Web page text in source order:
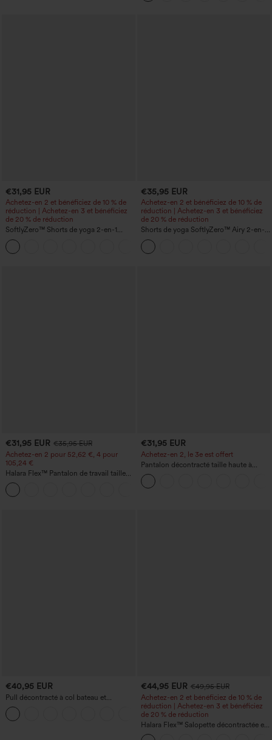
€31,95 EUR
Achetez-en 2 et bénéficiez de 10 % de
réduction | Achetez-en 3 et bénéficiez
de 20 % de réduction
SoftlyZero™ Shorts de yoga 2-en-1
InstantCool, super taille haute, aérés, 5''
avec poches — longueur allongée
€35,95 EUR
Achetez-en 2 et bénéficiez de 10 % de
réduction | Achetez-en 3 et bénéficiez
de 20 % de réduction
Shorts de yoga SoftlyZero™ Airy 2-en-1
InstantCool, super taille haute, 7" avec
poches
€31,95 EUR €35,95 EUR
Achetez-en 2 pour 52,62 €, 4 pour
105,24 €
Halara Flex™ Pantalon de travail taille
haute sculptant la silhouette, gainant la
taille, avec poches, jambe large en
micro-gaufre
€31,95 EUR
Achetez-en 2, le 3e est offert
Pantalon décontracté taille haute à
cordon, coupe large en mélange de lin,
avec poches
€40,95 EUR
Pull décontracté à col bateau et
manches chauve-souris
+1
€44,95 EUR €49,95 EUR
Achetez-en 2 et bénéficiez de 10 % de
réduction | Achetez-en 3 et bénéficiez
de 20 % de réduction
Halara Flex™ Salopette décontractée en
denim lavé à encolure en V avec poche